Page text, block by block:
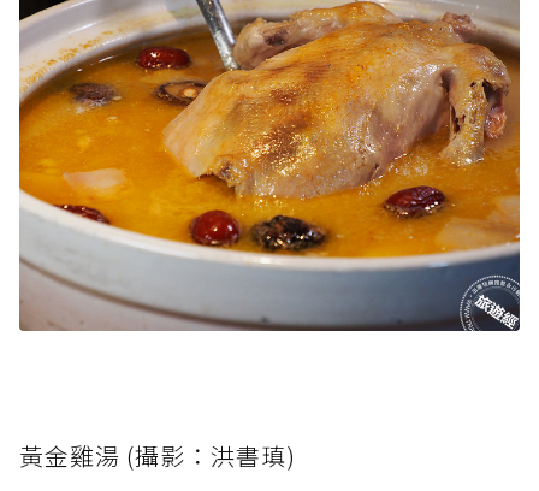
黃金雞湯 (攝影：洪書瑱)